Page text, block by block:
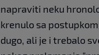
napraviti neku
krenulo sa
dugo, ali je i trebalo